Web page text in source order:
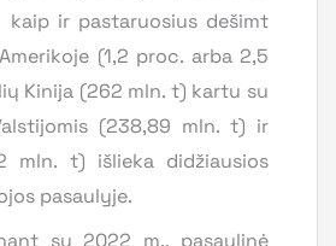
ir pastaruosius dešimt
(1,2 proc. arba 2,5
Kinija (262 mln. t) kartu su
(238,89 mln. t) ir
mln. t) išlieka didžiausios
pasaulyje.
su 2022 m., pasaulinė